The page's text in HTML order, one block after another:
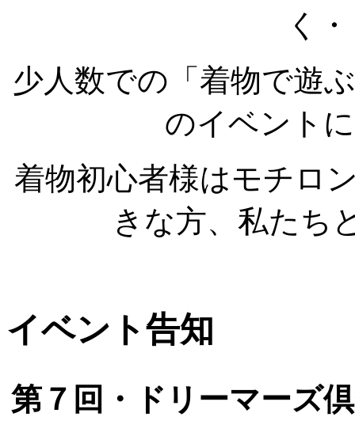
く
少人数での「着物で遊
のイベント
着物初心者様はモチロ
きな方、私たち
イベント告知
第７回・ドリーマーズ